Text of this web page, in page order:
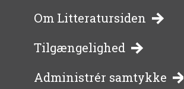
-
bibliotekernes
Om Litteratursiden
Tilgængelighed
Administrér samtykke